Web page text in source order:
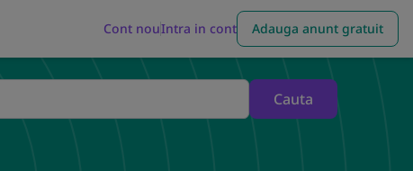
Cont nouIntra in cont Adauga anunt gratuit
Cauta